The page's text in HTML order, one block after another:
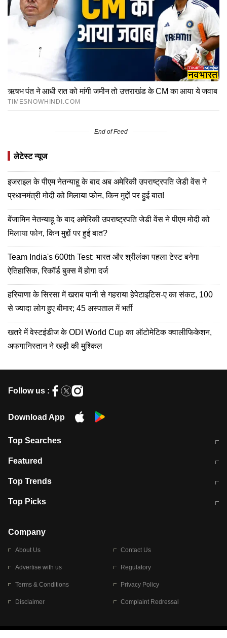
End of Feed
लेटेस्ट न्यूज
इजराइल के पीएम नेतन्याहू के बाद अब अमेरिकी उपराष्ट्रपति जेडी वेंस ने
प्रधानमंत्री मोदी को मिलाया फोन, किन मुद्दों पर हुई बात!
बेंजामिन नेतन्याहू के बाद अमेरिकी उपराष्ट्रपति जेडी वेंस ने पीएम मोदी को
मिलाया फोन, किन मुद्दों पर हुई बात?
Team India's 600th Test: भारत और श्रीलंका पहला टेस्ट बनेगा
ऐतिहासिक, रिकॉर्ड बुक्स में होगा दर्ज
हरियाणा के सिरसा में खराब पानी से गहराया हेपेटाइटिस-ए का संकट, 100
से ज्यादा लोग हुए बीमार; 45 अस्पताल में भर्ती
खतरे में वेस्टइंडीज के ODI World Cup का ऑटोमेटिक क्वालीफिकेशन,
अफगानिस्तान ने खड़ी की मुश्किल
Follow us :
Download App
Top Searches
मुंबई में लगे 'जेन जी' के पोस्टर, लिखा- 'मैं
Featured
10 अगस्त को विधानसभा का घेराव करेंगे
Top Trends
RBI का नया नियम: अब बैंकों को अपनी सभी
Top Picks
बारिश की चेतावनी
Company
About Us Contact Us
Advertise with us Regulatory
Terms & Conditions Privacy Policy
Disclaimer Complaint Redressal